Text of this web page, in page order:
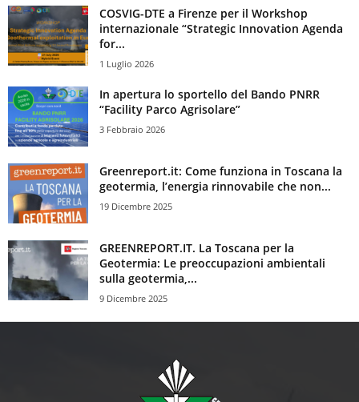
COSVIG-DTE a Firenze per il Workshop
internazionale “Strategic Innovation Agenda
for...
1 Luglio 2026
In apertura lo sportello del Bando PNRR
“Facility Parco Agrisolare”
3 Febbraio 2026
Greenreport.it: Come funziona in Toscana la
geotermia, l’energia rinnovabile che non...
19 Dicembre 2025
GREENREPORT.IT. La Toscana per la
Geotermia: Le preoccupazioni ambientali
sulla geotermia,...
9 Dicembre 2025